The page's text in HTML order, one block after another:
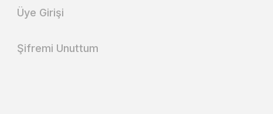
Üye Girişi
Şifremi Unuttum